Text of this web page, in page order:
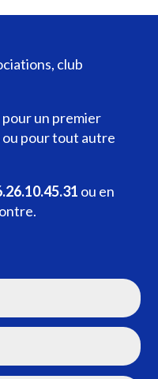
club
un premier
pour tout autre
ou en